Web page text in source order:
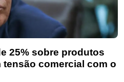
25% sobre produtos
tensão comercial com o